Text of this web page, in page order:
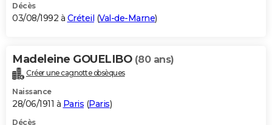
Décès
03/08/1992 à Créteil (Val-de-Marne)
Madeleine GOUELIBO (80 ans)
Créer une cagnotte obsèques
Naissance
28/06/1911 à Paris (Paris)
Décès